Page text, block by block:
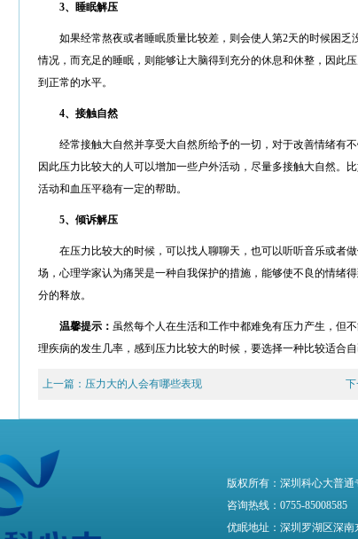
3、睡眠解压
如果经常熬夜或者睡眠质量比较差，则会使人第2天的时候困
情况，而充足的睡眠，则能够让大脑得到充分的休息和休整，因此
到正常的水平。
4、接触自然
经常接触大自然并享受大自然所给予的一切，对于改善情绪有
因此压力比较大的人可以增加一些户外活动，尽量多接触大自然。
活动和血压平稳有一定的帮助。
5、倾诉解压
在压力比较大的时候，可以找人聊聊天，也可以听听音乐或者
场，心理学家认为痛哭是一种自我保护的措施，能够使不良的情绪
分的释放。
温馨提示： 虽然每个人在生活和工作中都难免有压力产生，但
理疾病的发生几率，感到压力比较大的时候，要选择一种比较适合自
上一篇： 压力大的人会有哪些表现 下
版权所有：深圳科心大普通
咨询热线：0755-85008585
优眠地址：深圳罗湖区深